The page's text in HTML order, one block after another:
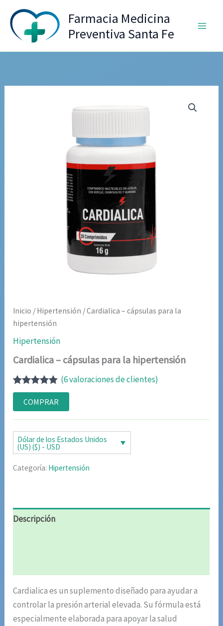
contenido
Farmacia Medicina
Preventiva Santa Fe
Inicio / Hipertensión / Cardialica – cápsulas para la
hipertensión
Hipertensión
Cardialica – cápsulas para la hipertensión
Valorado
con4.83de
5 en base
a
6
de clientes
(6valoraciones de clientes)
COMPRAR
Dólar de los Estados Unidos
(US) ($) - USD
Categoría: Hipertensión
Descripción
Cardialica es un suplemento diseñado para ayudar a
controlar la presión arterial elevada. Su fórmula está
especialmente elaborada para apoyar la salud